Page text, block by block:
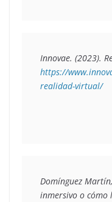
Innovae. (2023).
https://
realidad-virtual/
Domínguez
inmersivo o